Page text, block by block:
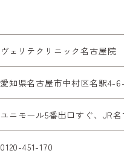
ヴェリテクリニック名古屋院
愛知県名古屋市中村区名駅4-6-
ユニモール5番出口すぐ、JR名古
0120-451-170